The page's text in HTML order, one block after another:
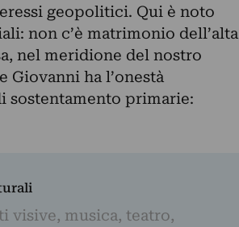
geopolitici. Qui è noto
non c’è matrimonio dell’alta
nel meridione del nostro
Giovanni ha l’onestà
sostentamento primarie:
visive, musica, teatro,